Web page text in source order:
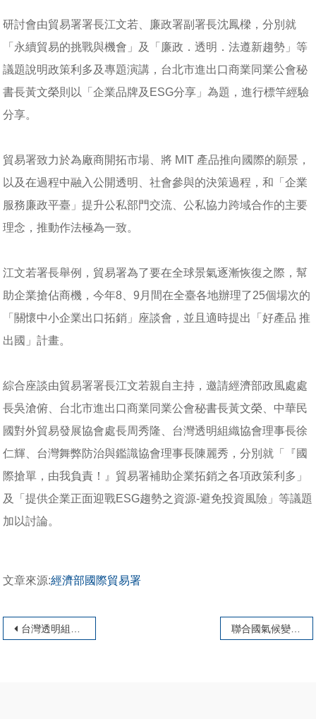
研討會由貿易署署長江文若、廉政署副署長沈鳳樑，分別就
「永續貿易的挑戰與機會」及「廉政．透明．法遵新趨勢」等
議題說明政策利多及專題演講，台北市進出口商業同業公會秘
書長黃文榮則以「企業品牌及ESG分享」為題，進行標竿經驗
分享。
貿易署致力於為廠商開拓市場、將 MIT 產品推向國際的願景，
以及在過程中融入公開透明、社會參與的決策過程，和「企業
服務廉政平臺」提升公私部門交流、公私協力跨域合作的主要
理念，推動作法極為一致。
江文若署長舉例，貿易署為了要在全球景氣逐漸恢復之際，幫
助企業搶佔商機，今年8、9月間在全臺各地辦理了25個場次的
「關懷中小企業出口拓銷」座談會，並且適時提出「好產品 推
出國」計畫。
綜合座談由貿易署署長江文若親自主持，邀請經濟部政風處處
長吳滄俯、台北市進出口商業同業公會秘書長黃文榮、中華民
國對外貿易發展協會處長周秀隆、台灣透明組織協會理事長徐
仁輝、台灣舞弊防治與鑑識協會理事長陳麗秀，分別就「『國
際搶單，由我負責！』貿易署補助企業拓銷之各項政策利多」
及「提供企業正面迎戰ESG趨勢之資源-避免投資風險」等議題
加以討論。
文章來源:經濟部國際貿易署
文章導覽
台灣透明組織協會第七屆第1次會員大會暨 第八屆第1次理監事會 聯合國氣候變遷框架公約(UNFCCC)第28屆大會(COP28)，各界領袖在杜拜討論如何將全球溫度的升溫現象控制在工業化之前的水準